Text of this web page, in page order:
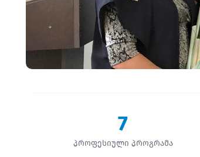
7
პროფესიული პროგრამა